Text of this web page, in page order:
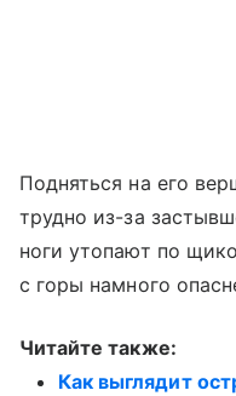
Подняться на его
трудно из-за
ноги утопают по
с горы намного
Читайте также:
Как выглядит